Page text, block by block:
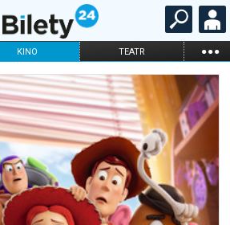
KINO TEATR ...
I BALET
STAND-UP
ONLINE KARNETY